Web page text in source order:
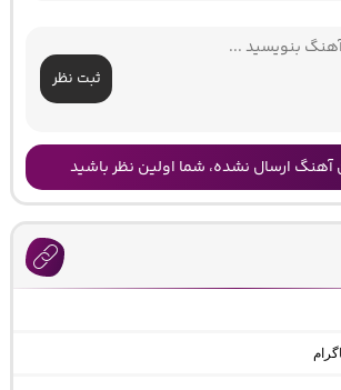
ثبت نظر
آهنگ ارسال نشده، شما اولین نظر باشید